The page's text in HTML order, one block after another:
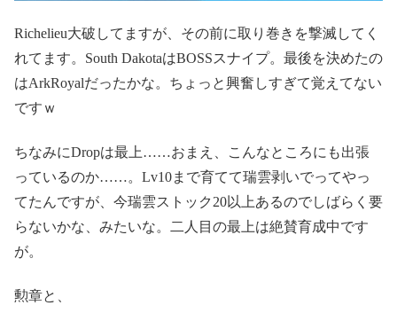
Richelieu大破してますが、その前に取り巻きを撃滅してく
れてます。South DakotaはBOSSスナイプ。最後を決めたの
はArkRoyalだったかな。ちょっと興奮しすぎて覚えてない
ですｗ
ちなみにDropは最上……おまえ、こんなところにも出張
っているのか……。Lv10まで育てて瑞雲剥いでってやっ
てたんですが、今瑞雲ストック20以上あるのでしばらく要
らないかな、みたいな。二人目の最上は絶賛育成中です
が。
勲章と、